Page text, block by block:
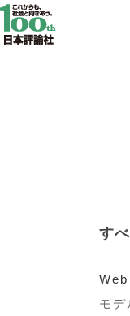
す
Web
モデ